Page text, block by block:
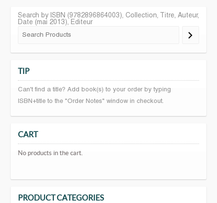
Search by ISBN (9782896864003), Collection, Titre, Auteur,
Date (mai 2013), Editeur
TIP
Can't find a title? Add book(s) to your order by typing
ISBN+title to the "Order Notes" window in checkout.
CART
No products in the cart.
PRODUCT CATEGORIES